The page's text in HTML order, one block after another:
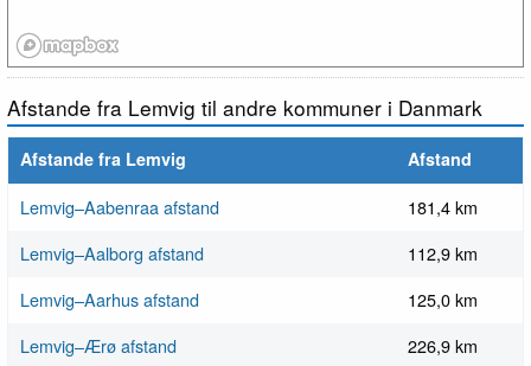
Afstande fra Lemvig til andre kommuner i Danmark
Afstande fra Lemvig Afstand
Lemvig–Aabenraa afstand
181,4 km
Lemvig–Aalborg afstand
112,9 km
Lemvig–Aarhus afstand
125,0 km
Lemvig–Ærø afstand
226,9 km